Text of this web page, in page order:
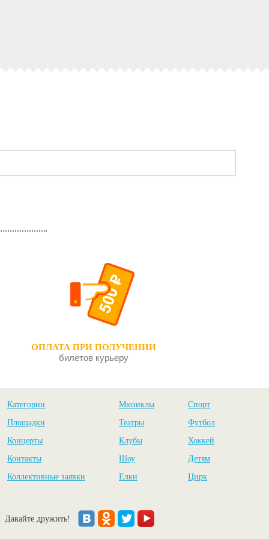
ОПЛАТА ПРИ ПОЛУЧЕНИИ
билетов курьеру
Категории
Площадки
Концерты
Контакты
Коллективные заявки
Мюзиклы
Театры
Клубы
Шоу
Елки
Спорт
Футбол
Хоккей
Детям
Цирк
Давайте дружить!